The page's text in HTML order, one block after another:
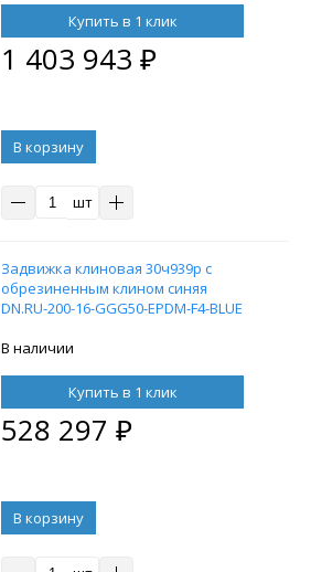
Купить в 1 клик
1 403 943 ₽
В корзину
шт
Задвижка клиновая 30ч939р с
обрезиненным клином синяя
DN.RU-200-16-GGG50-EPDM-F4-BLUE
электроприводом ГЗ-Б.200/24,
В наличии
Купить в 1 клик
528 297 ₽
В корзину